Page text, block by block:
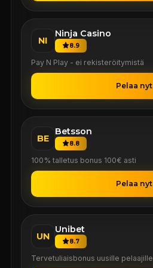
NI
Ninja Casino
8.9
Pay N Play - ei rekisteröitymistä
Pelaa nyt
BE
Betsson
8.8
100% talletus bonus 100€ asti
Pelaa nyt
UN
Unibet
8.7
Tervetuliaisbonus uusille pelaajille